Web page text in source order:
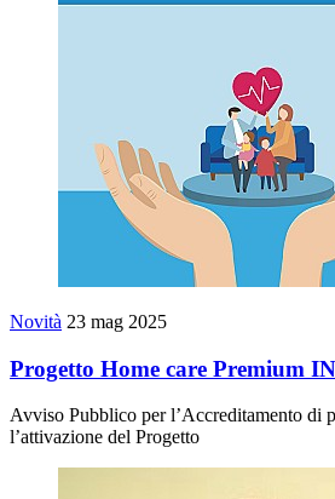
Novità 23 mag 2025
Progetto Home care Premium
Avviso Pubblico per l’Accreditamento di
l’attivazione del Progetto